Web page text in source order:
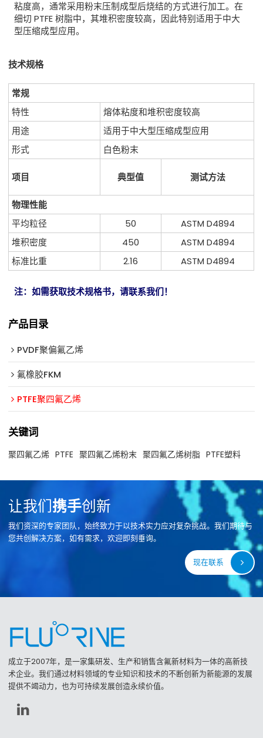
粘度高，通常采用粉末压制成型后烧结的方式进行加工。在
细切 PTFE 树脂中，其堆积密度较高，因此特别适用于中大
型压缩成型应用。
技术规格
常规
特性
熔体粘度和堆积密度较高
用途
适用于中大型压缩成型应用
形式
白色粉末
项目 典型值 测试方法
物理性能
平均粒径
50
ASTM D4894
堆积密度
450
ASTM D4894
标准比重
2.16 ASTM D4894
注：如需获取技术规格书，请联系我们！
产品目录
PVDF聚偏氟乙烯
氟橡胶FKM
PTFE聚四氟乙烯
关键词
聚四氟乙烯 PTFE 聚四氟乙烯粉末 聚四氟乙烯树脂 PTFE塑料
让我们携手创新
我们资深的专家团队，始终致力于以技术实力应对复杂挑战。我们期待与
您共创解决方案，如有需求，欢迎即刻垂询。
现在联系
成立于2007年，是一家集研发、生产和销售含氟新材料为一体的高新技
术企业。我们通过材料领域的专业知识和技术的不断创新为新能源的发展
提供不竭动力，也为可持续发展创造永续价值。